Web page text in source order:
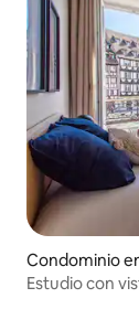
Condominio
Estudio con